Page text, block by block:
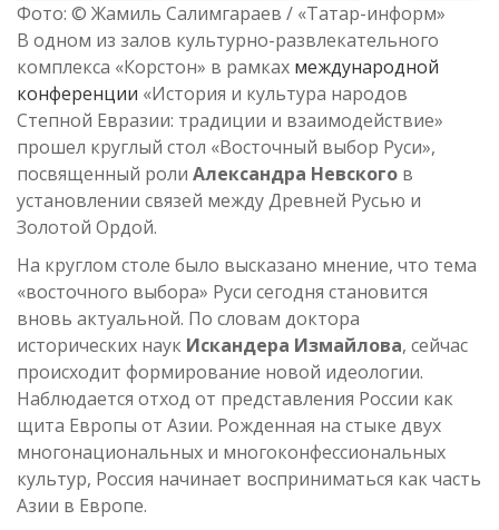
Фото: © Жамиль Салимгараев / «Татар-информ»
В одном из залов культурно-развлекательного
комплекса «Корстон» в рамках международной
конференции «История и культура народов
Степной Евразии: традиции и взаимодействие»
прошел круглый стол «Восточный выбор Руси»,
посвященный роли Александра Невского в
установлении связей между Древней Русью и
Золотой Ордой.
На круглом столе было высказано мнение, что тема
«восточного выбора» Руси сегодня становится
вновь актуальной. По словам доктора
исторических наук Искандера Измайлова, сейчас
происходит формирование новой идеологии.
Наблюдается отход от представления России как
щита Европы от Азии. Рожденная на стыке двух
многонациональных и многоконфессиональных
культур, Россия начинает восприниматься как часть
Азии в Европе.